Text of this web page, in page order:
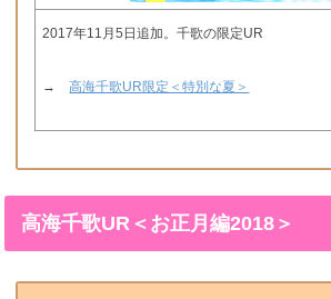
2017年11月5日追加。千歌の限定UR
→高海千歌UR限定＜特別な夏＞
高海千歌UR＜お正月編2018＞